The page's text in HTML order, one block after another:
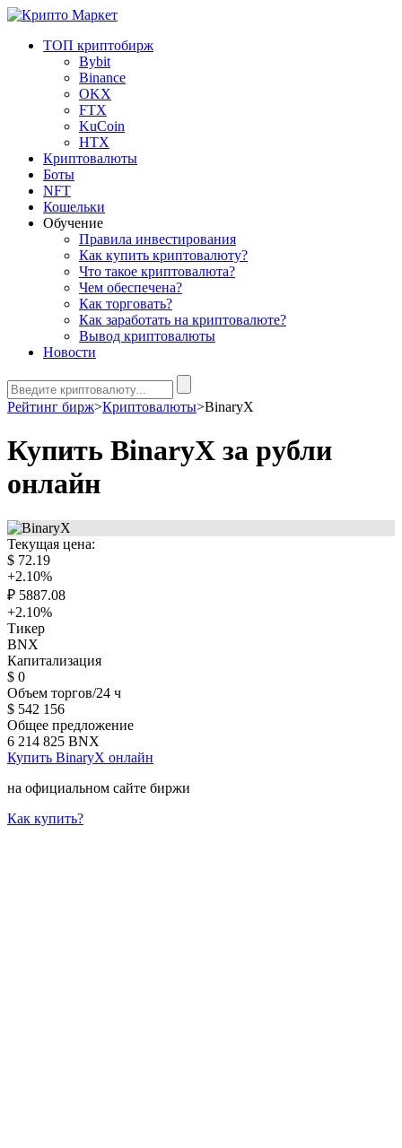
ТОП криптобирж
Bybit
Binance
OKX
FTX
KuCoin
HTX
Криптовалюты
Боты
NFT
Кошельки
Обучение
Правила инвестирования
Как купить криптовалюту?
Что такое криптовалюта?
Чем обеспечена?
Как торговать?
Как заработать на криптовалюте?
Вывод криптовалюты
Новости
Рейтинг бирж>Криптовалюты>BinaryX
Купить BinaryX за рубли
онлайн
Текущая цена:
$ 72.19
+2.10%
₽ 5887.08
+2.10%
Тикер
BNX
Капитализация
$ 0
Объем торгов/24 ч
$ 542 156
Общее предложение
6 214 825 BNX
Купить BinaryX онлайн
на официальном сайте биржи
Как купить?